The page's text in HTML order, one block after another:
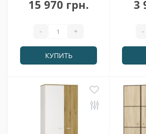
15 970 грн.
- +
КУПИТЬ
3
-